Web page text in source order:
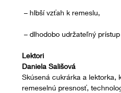
– hlbší vzťah k remeslu,
– dlhodobo udržateľný
Lektori
Daniela Sališová
Skúsená cukrárka a lektorka,
remeselnú presnosť,